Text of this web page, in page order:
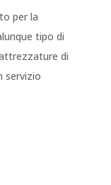
per la
tipo di
di
servizio